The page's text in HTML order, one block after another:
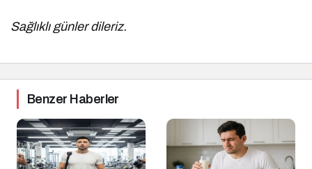
Sağlıklı günler dileriz.
Benzer Haberler